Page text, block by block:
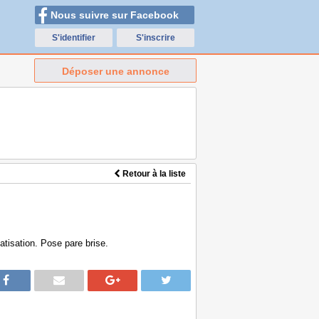
Nous suivre sur Facebook
S'identifier S'inscrire
Déposer une annonce
Retour à la liste
Pose pare brise.